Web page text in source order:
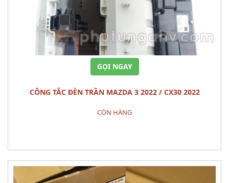
GỌI NGAY
CÔNG TẮC ĐÈN TRẦN MAZDA 3 2022 / CX30 2022
CÒN HÀNG